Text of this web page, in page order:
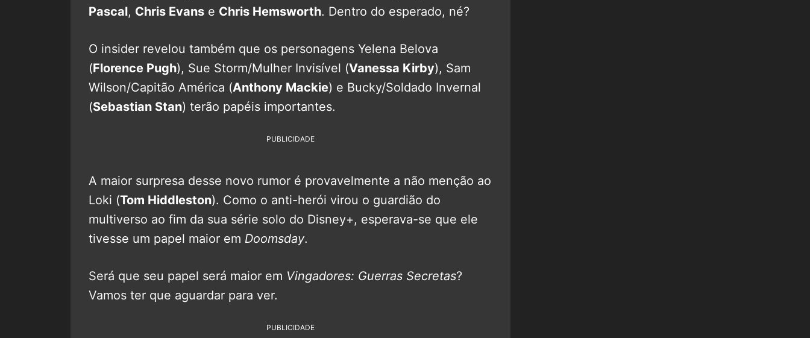
Pascal, Chris Evans e Chris Hemsworth. Dentro do esperado, né?
O insider revelou também que os personagens Yelena Belova
(Florence Pugh), Sue Storm/Mulher Invisível (Vanessa Kirby), Sam
Wilson/Capitão América (Anthony Mackie) e Bucky/Soldado Invernal
(Sebastian Stan) terão papéis importantes.
PUBLICIDADE
A maior surpresa desse novo rumor é provavelmente a não menção ao
Loki (Tom Hiddleston). Como o anti-herói virou o guardião do
multiverso ao fim da sua série solo do Disney+, esperava-se que ele
tivesse um papel maior em Doomsday.
Será que seu papel será maior em Vingadores: Guerras Secretas?
Vamos ter que aguardar para ver.
PUBLICIDADE